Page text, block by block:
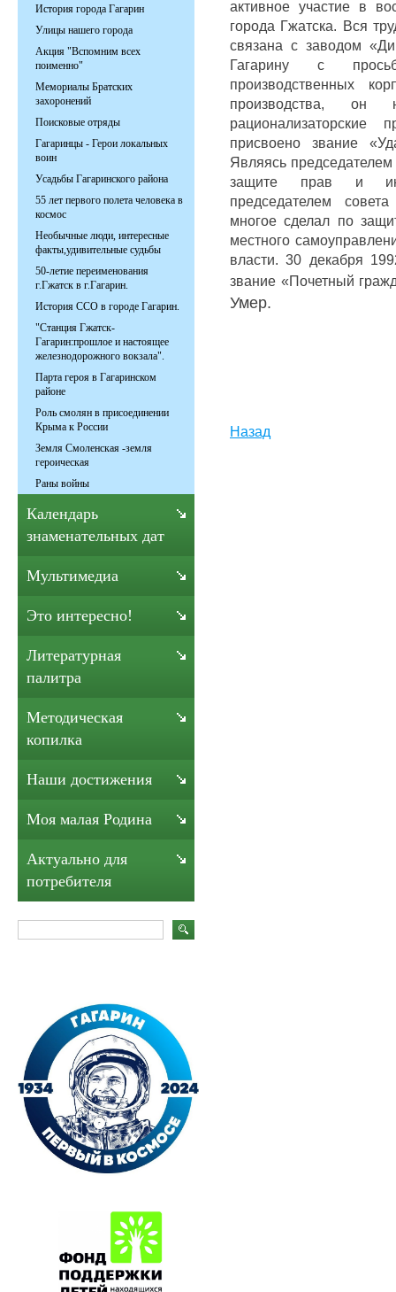
активное участие в
города Гжатска. Вся
связана с заводом
Гагарину с
производственных
производства, он
присвоено звание
Являясь
защите прав и
председателем
многое сделал по
местного
власти. 30 декабря
звание «Почетный
Умер.
Назад
История города Гагарин
Улицы нашего города
Акция "Вспомним всех
поименно"
Мемориалы Братских
захоронений
Поисковые отряды
Гагаринцы - Герои локальных
воин
Усадьбы Гагаринского района
55 лет первого полета человека в
космос
Необычные люди, интересные
факты,удивительные судьбы
50-летие переименования
г.Гжатск в г.Гагарин.
История ССО в городе Гагарин.
"Станция Гжатск-
Гагарин:прошлое и настоящее
железнодорожного вокзала".
Парта героя в Гагаринском
районе
Роль смолян в присоединении
Крыма к России
Земля Смоленская -земля
героическая
Раны войны
Календарь
знаменательных дат
Мультимедиа
Это интересно!
Литературная
палитра
Методическая
копилка
Наши достижения
Моя малая Родина
Актуально для
потребителя